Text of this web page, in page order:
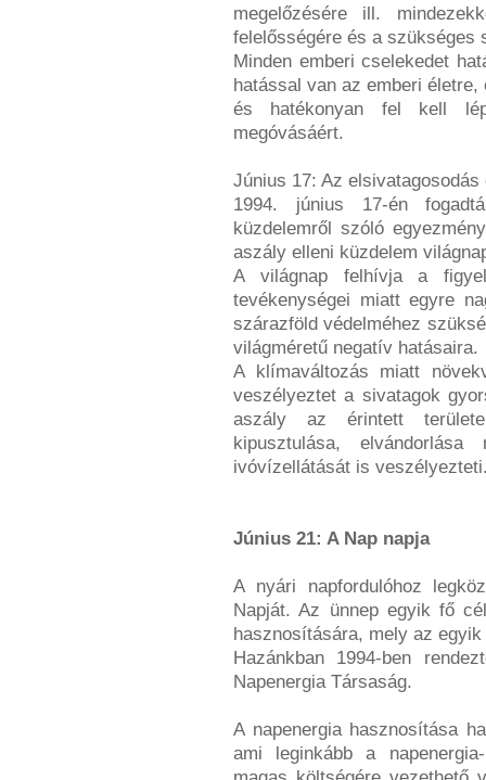
megelőzésére ill.
felelősségére és a szükséges
Minden emberi cselekedet
hatással van az emberi
és hatékonyan fel kell
megóvásáért.
Június 17: Az
1994. június 17-én
küzdelemről szóló
aszály elleni küzdelem
A világnap felhívja a
tevékenységei miatt egyre
szárazföld védelméhez
világméretű negatív hatásaira.
A klímaváltozás miatt
veszélyeztet a sivatagok
aszály az érintett
kipusztulása,
ivóvízellátását is
Június 21: A Nap napja
A nyári napfordulóhoz
Napját. Az ünnep egyik fő
hasznosítására, mely az
Hazánkban 1994-ben
Napenergia Társaság.
A napenergia hasznosítása
ami leginkább a